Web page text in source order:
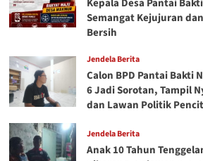
Kepala Desa Pantai
Semangat Kejujuran
Bersih
Jendela Berita
Calon BPD Pantai Bakti
6 Jadi Sorotan, Tampil
dan Lawan Politik
Jendela Berita
Anak 10 Tahun